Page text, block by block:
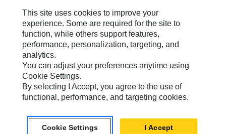
Meine Marketing-Präferenzen
Seitenübersicht
Cookie Settings
Rechtliche Hinweise
Datenschutz
Europe-German© 2026 Caterpillar. Alle Rechte vorbehalten.
This site uses cookies to improve your
experience. Some are required for the site to
function, while others support features,
performance, personalization, targeting, and
analytics.
You can adjust your preferences anytime using
Cookie Settings.
By selecting I Accept, you agree to the use of
functional, performance, and targeting cookies.
Cookie Settings I Accept